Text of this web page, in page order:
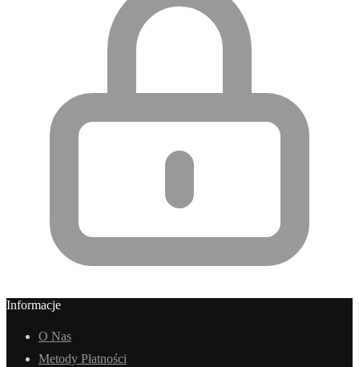
Informacje
O Nas
Metody Płatności